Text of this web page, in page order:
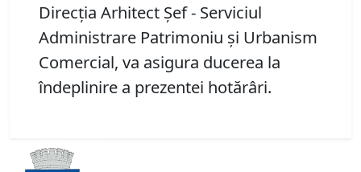
Direcţia Arhitect Şef - Serviciul
Administrare Patrimoniu şi Urbanism
Comercial, va asigura ducerea la
îndeplinire a prezentei hotărâri.